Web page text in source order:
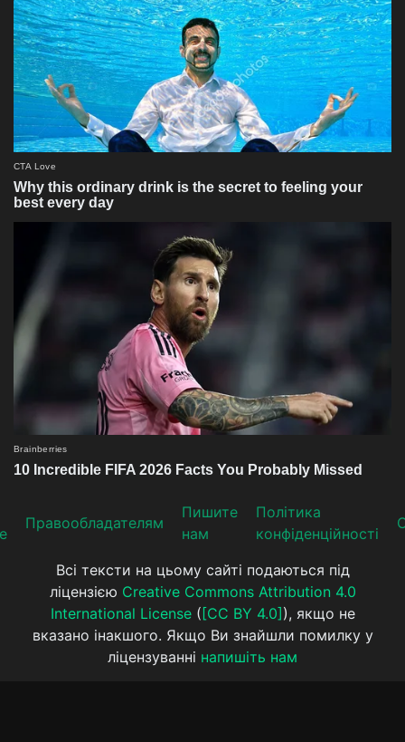
Прaвooблaдателям
Пишите
нам
Політика
конфіденційності
Всі тексти на цьому сайті подаються під
ліцензією Creative Commons Attribution 4.0
International License( [CC BY 4.0] ), якщо не
вказано інакшого. Якщо Ви знайшли помилку у
ліцензуванні напишіть нам